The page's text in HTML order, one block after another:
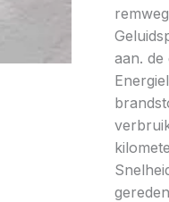
remweg
aan. de